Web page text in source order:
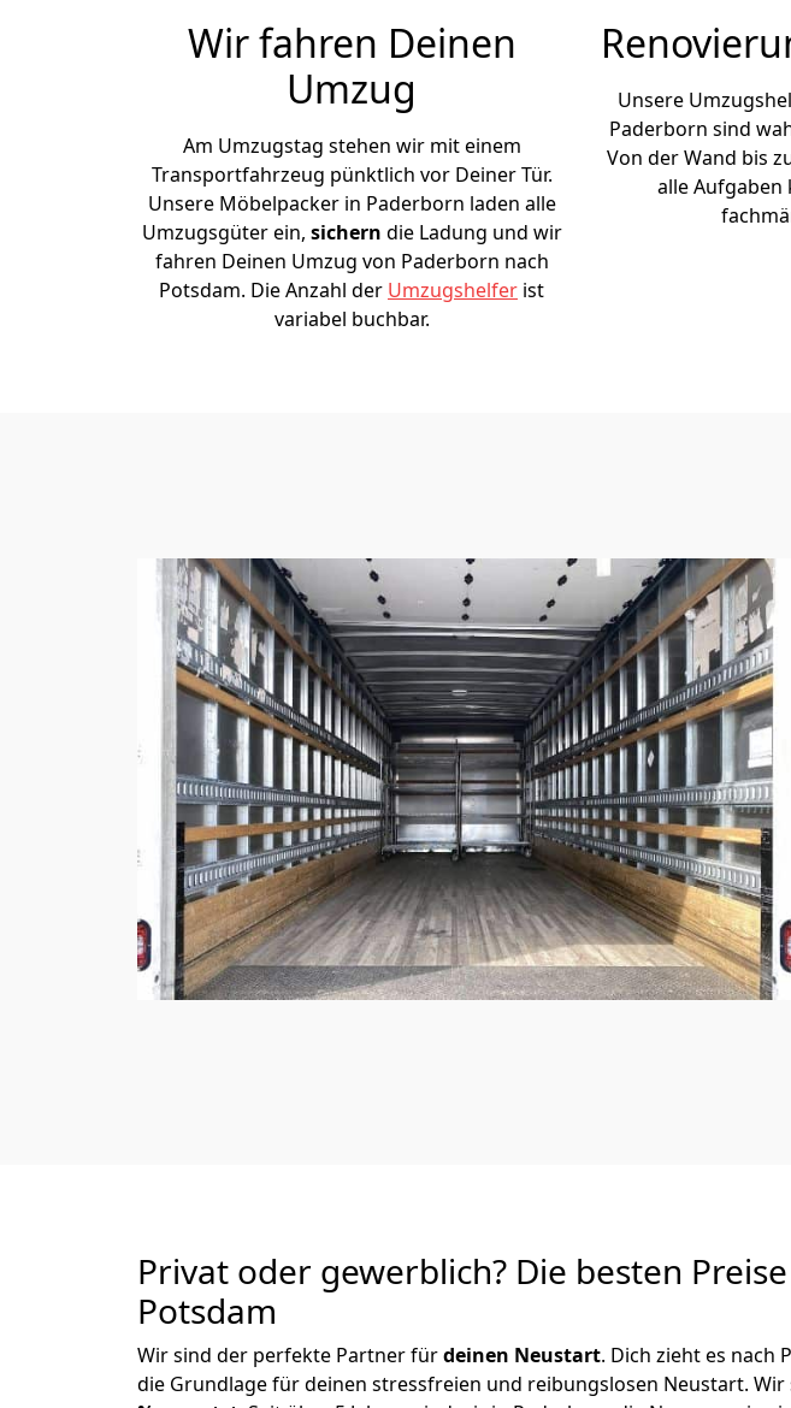
Wir fahren Deinen
Umzug
Am Umzugstag stehen wir mit einem
Transportfahrzeug pünktlich vor Deiner Tür.
Unsere Möbelpacker in Paderborn laden alle
Umzugsgüter ein, sichern die Ladung und wir
fahren Deinen Umzug von Paderborn nach
Potsdam. Die Anzahl der Umzugshelfer ist
variabel buchbar.
Unsere
Paderborn sind
Von der Wand bis
alle
Privat oder gewerblich? Die besten
Potsdam
Wir sind der perfekte Partner fürdeinen Neustart. Dich zieht es nach
die Grundlage für deinen stressfreien und reibungslosen Neustart. Wir